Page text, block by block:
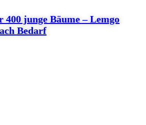
400 junge Bäume – Lemgo
Bedarf